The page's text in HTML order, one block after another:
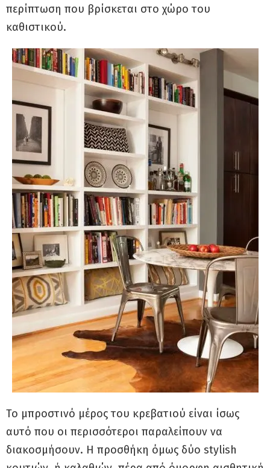
περίπτωση που βρίσκεται στο χώρο του
καθιστικού.
Το μπροστινό μέρος του κρεβατιού είναι ίσως
αυτό που οι περισσότεροι παραλείπουν να
διακοσμήσουν. Η προσθήκη όμως δύο stylish